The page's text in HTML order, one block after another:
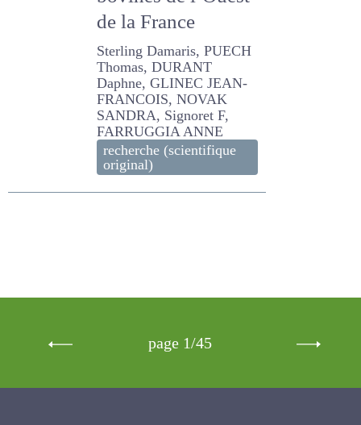
Sterling Damaris, PUECH
Thomas, DURANT Daphne,
GLINEC JEAN-FRANCOIS,
NOVAK SANDRA, Signoret
F, FARRUGGIA ANNE
recherche (scientifique
original)
page 1/45
Newsletter